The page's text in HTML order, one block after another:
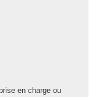
en charge ou